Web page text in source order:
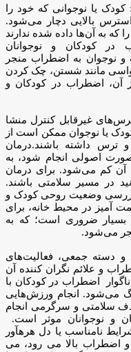
کودک یا نوجوانی که خود را
بالایی دچار می‌شود.
که به آن‌ها داده شده ندارند
کودکان و نوجوانان
نوجوان به اضطراب منجر
مانند شستن، چک کردن
آن، اضطراب در کودکان و
غیرقابل کنترل منشا
یا نوجوان ممکن است از
و ترس داشته باشند.درمان
اصولی انجام شود، به
آن کم می‌شود. برای درمان
در مسیر سلامتی باشند.
وضعیت روحی کودک و
آمیز در محیط خانه، برای
بسیار ضروری است؛ که به
می‌شود.
و دسته جمعی، فعالیت‌های
و علائم نگران کننده آن
اضطراب در کودکان با
می‌شود. انجام ورزش‌هایی
سلامتی و سرگرمی انجام
و نوجوانان موثر است.
نامناسب یا دل هرهآور
اضطراب بالا می رود، می